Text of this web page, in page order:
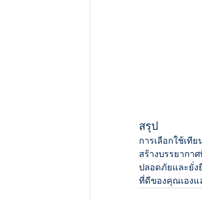
สรุป
การเลือกใช้เที
สร้างบรรยากา
ปลอดภัยและยั่ง
ที่ดีของคุณเองแ